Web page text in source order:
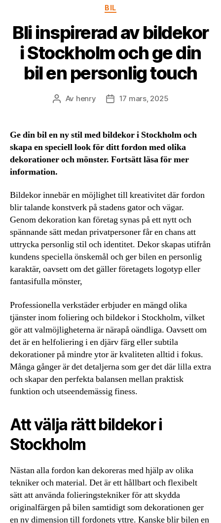
Kategorier
BIL
Bli inspirerad av bildekor
i Stockholm och ge din
bil en personlig touch
Inläggsförfattare
Av henry Inläggsdatum
17 mars, 2025
Ge din bil en ny stil med bildekor i Stockholm och
skapa en speciell look för ditt fordon med olika
dekorationer och mönster. Fortsätt läsa för mer
information.
Bildekor innebär en möjlighet till kreativitet där fordon
blir talande konstverk på stadens gator och vägar.
Genom dekoration kan företag synas på ett nytt och
spännande sätt medan privatpersoner får en chans att
uttrycka personlig stil och identitet. Dekor skapas utifrån
kundens speciella önskemål och ger bilen en personlig
karaktär, oavsett om det gäller företagets logotyp eller
fantasifulla mönster,
Professionella verkstäder erbjuder en mängd olika
tjänster inom foliering och bildekor i Stockholm, vilket
gör att valmöjligheterna är närapå oändliga. Oavsett om
det är en helfoliering i en djärv färg eller subtila
dekorationer på mindre ytor är kvaliteten alltid i fokus.
Många gånger är det detaljerna som ger det där lilla extra
och skapar den perfekta balansen mellan praktisk
funktion och utseendemässig finess.
Att välja rätt bildekor i
Stockholm
Nästan alla fordon kan dekoreras med hjälp av olika
tekniker och material. Det är ett hållbart och flexibelt
sätt att använda folieringstekniker för att skydda
originalfärgen på bilen samtidigt som dekorationen ger
en ny dimension till fordonets yttre. Kanske blir bilen en